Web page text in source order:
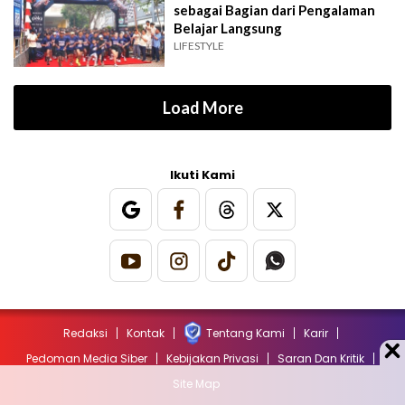
sebagai Bagian dari Pengalaman
Belajar Langsung
LIFESTYLE
Load More
Ikuti Kami
Redaksi Kontak Tentang Kami
Karir
Pedoman Media Siber
Kebijakan Privasi
Saran Dan Kritik
Site Map